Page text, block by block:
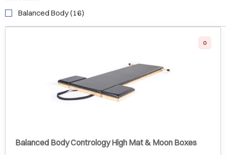
Balanced Body (16)
0
Balanced Body Contrology High Mat & Moon Boxes